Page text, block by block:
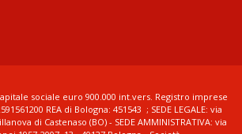
capitale sociale euro 900.000 int.vers. Registro imprese
REA di Bologna: 451543 ; SEDE LEGALE: via
di Castenaso (BO) - SEDE AMMINISTRATIVA: via